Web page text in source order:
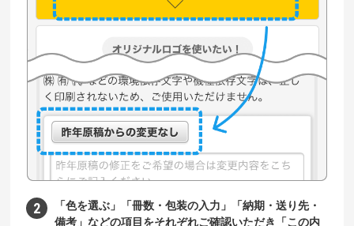
「色を選ぶ」「冊数・包装の入力」「納期・送り先・
備考」などの項目をそれぞれご確認いただき「この内